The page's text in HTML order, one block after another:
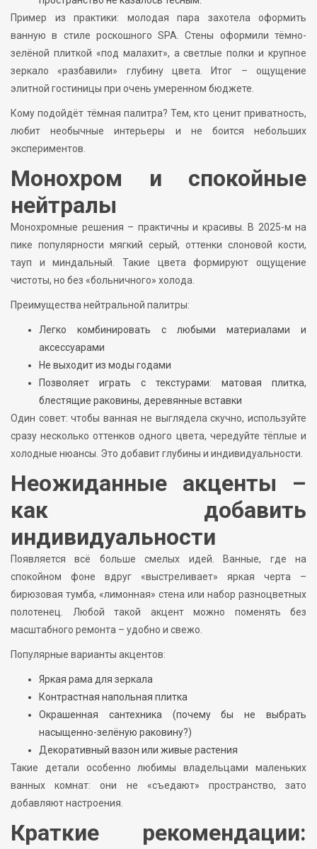
Пример из практики: молодая пара захотела оформить
ванную в стиле роскошного SPA. Стены оформили тёмно-
зелёной плиткой «под малахит», а светлые полки и крупное
зеркало «разбавили» глубину цвета. Итог – ощущение
элитной гостиницы при очень умеренном бюджете.
Кому подойдёт тёмная палитра? Тем, кто ценит приватность,
любит необычные интерьеры и не боится небольших
экспериментов.
Монохром и спокойные
нейтралы
Монохромные решения – практичны и красивы. В 2025-м на
пике популярности мягкий серый, оттенки слоновой кости,
тауп и миндальный. Такие цвета формируют ощущение
чистоты, но без «больничного» холода.
Преимущества нейтральной палитры:
Легко комбинировать с любыми материалами и
аксессуарами
Не выходит из моды годами
Позволяет играть с текстурами: матовая плитка,
блестящие раковины, деревянные вставки
Один совет: чтобы ванная не выглядела скучно, используйте
сразу несколько оттенков одного цвета, чередуйте тёплые и
холодные нюансы. Это добавит глубины и индивидуальности.
Неожиданные акценты –
как добавить
индивидуальности
Появляется всё больше смелых идей. Ванные, где на
спокойном фоне вдруг «выстреливает» яркая черта –
бирюзовая тумба, «лимонная» стена или набор разноцветных
полотенец. Любой такой акцент можно поменять без
масштабного ремонта – удобно и свежо.
Популярные варианты акцентов:
Яркая рама для зеркала
Контрастная напольная плитка
Окрашенная сантехника (почему бы не выбрать
насыщенно-зелёную раковину?)
Декоративный вазон или живые растения
Такие детали особенно любимы владельцами маленьких
ванных комнат: они не «съедают» пространство, зато
добавляют настроения.
Краткие рекомендации: